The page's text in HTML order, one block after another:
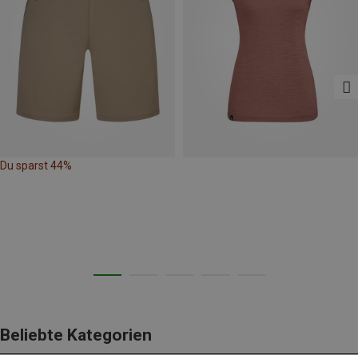
Du sparst 44%
Beliebte Kategorien